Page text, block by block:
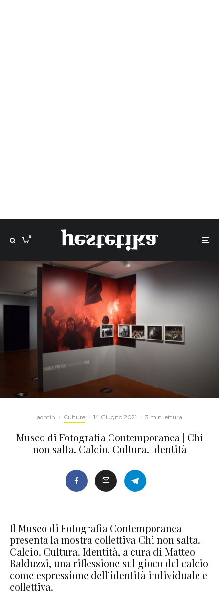
0
admin · Culture · 14 Giugno 2021 · 3 min lettura
Museo di Fotografia Contemporanea | Chi
non salta. Calcio. Cultura. Identità
Il Museo di Fotografia Contemporanea
presenta la mostra collettiva Chi non salta.
Calcio. Cultura. Identità, a cura di Matteo
Balduzzi, una riflessione sul gioco del calcio
come espressione dell’identità individuale e
collettiva.